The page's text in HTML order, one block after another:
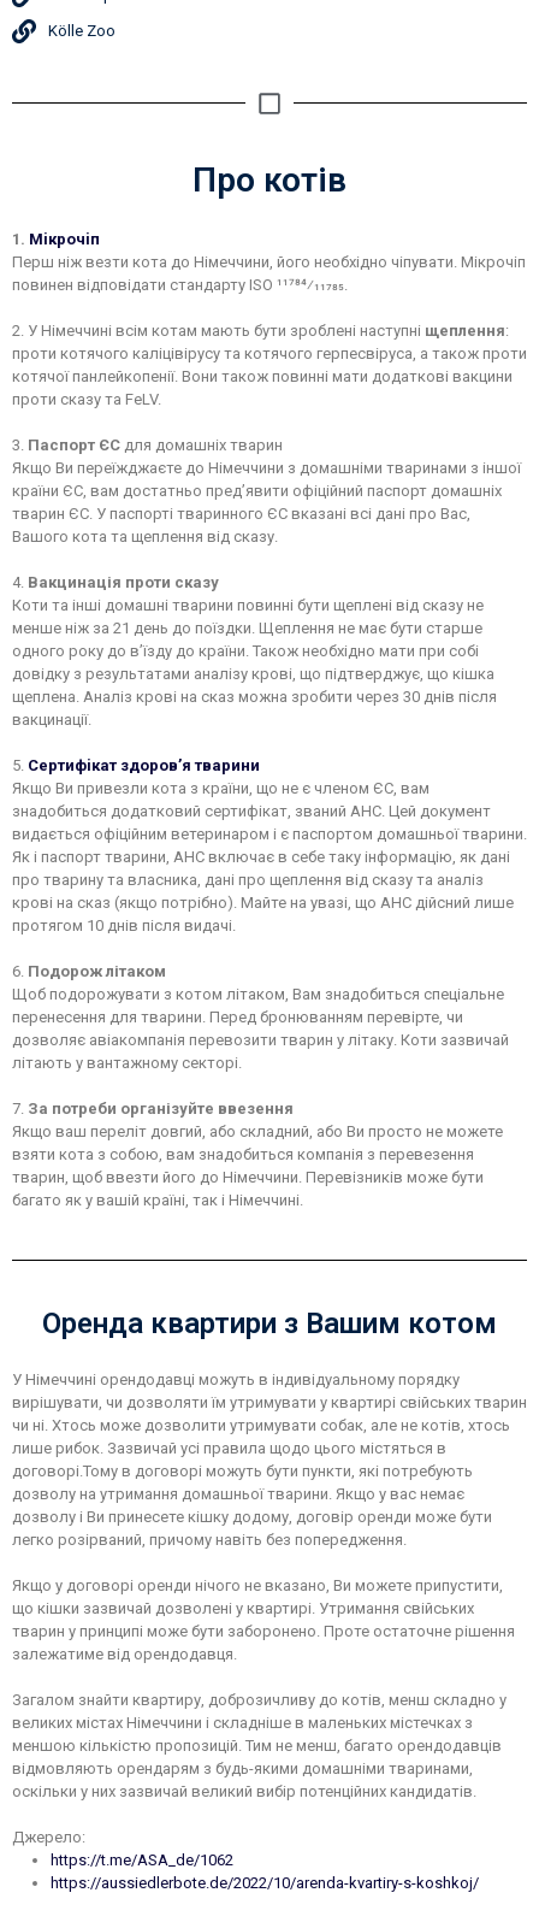
Kölle Zoo
Про котів
1. Мiкрочiп
Перш ніж везти кота до Німеччини, його необхідно чіпувати. Мікрочіп
повинен відповідати стандарту ISO 11784⁄11785.
2. У Німеччині всім котам мають бути зроблені наступні щеплення:
проти котячого каліцівірусу та котячого герпесвіруса, а також проти
котячої панлейкопенії. Вони також повинні мати додаткові вакцини
проти сказу та FeLV.
3. Паспорт ЄС для домашніх тварин
Якщо Ви переїжджаєте до Німеччини з домашніми тваринами з іншої
країни ЄС, вам достатньо пред’явити офіційний паспорт домашніх
тварин ЄС. У паспорті тваринного ЄС вказані всі дані про Вас,
Вашого кота та щеплення від сказу.
4. Вакцинація проти сказу
Коти та інші домашні тварини повинні бути щеплені від сказу не
менше ніж за 21 день до поїздки. Щеплення не має бути старше
одного року до в’їзду до країни. Також необхідно мати при собі
довідку з результатами аналізу крові, що підтверджує, що кішка
щеплена. Аналіз крові на сказ можна зробити через 30 днів після
вакцинації.
5. Сертифiкат здоров’я тварини
Якщо Ви привезли кота з країни, що не є членом ЄС, вам
знадобиться додатковий сертифікат, званий AHC. Цей документ
видається офіційним ветеринаром і є паспортом домашньої тварини.
Як і паспорт тварини, AHC включає в себе таку інформацію, як дані
про тварину та власника, дані про щеплення від сказу та аналіз
крові на сказ (якщо потрібно). Майте на увазі, що AHC дійсний лише
протягом 10 днів після видачі.
6. Подорож літаком
Щоб подорожувати з котом літаком, Вам знадобиться спеціальне
перенесення для тварини. Перед бронюванням перевірте, чи
дозволяє авіакомпанія перевозити тварин у літаку. Коти зазвичай
літають у вантажному секторі.
7. За потреби організуйте ввезення
Якщо ваш переліт довгий, або складний, або Ви просто не можете
взяти кота з собою, вам знадобиться компанія з перевезення
тварин, щоб ввезти його до Німеччини. Перевізників може бути
багато як у вашій країні, так і Німеччині.
Оренда квартири з Вашим котом
У Німеччині орендодавці можуть в індивідуальному порядку
вирішувати, чи дозволяти їм утримувати у квартирі свійських тварин
чи ні. Хтось може дозволити утримувати собак, але не котів, хтось
лише рибок. Зазвичай усі правила щодо цього містяться в
договорі.Тому в договорі можуть бути пункти, які потребують
дозволу на утримання домашньої тварини. Якщо у вас немає
дозволу і Ви принесете кішку додому, договір оренди може бути
легко розірваний, причому навіть без попередження.
Якщо у договорі оренди нічого не вказано, Ви можете припустити,
що кішки зазвичай дозволені у квартирі. Утримання свійських
тварин у принципі може бути заборонено. Проте остаточне рішення
залежатиме від орендодавця.
Загалом знайти квартиру, доброзичливу до котів, менш складно у
великих містах Німеччини і складніше в маленьких містечках з
меншою кількістю пропозицій. Тим не менш, багато орендодавців
відмовляють орендарям з будь-якими домашніми тваринами,
оскільки у них зазвичай великий вибір потенційних кандидатів.
Джерело:
https://t.me/ASA_de/1062
https://aussiedlerbote.de/2022/10/arenda-kvartiry-s-koshkoj/